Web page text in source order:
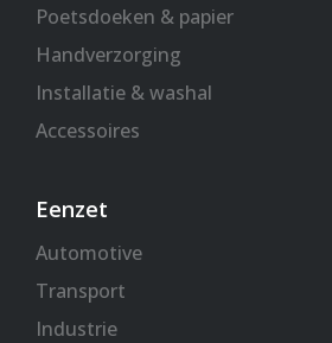
Poetsdoeken & papier
Handverzorging
Installatie & washal
Accessoires
Eenzet
Automotive
Transport
Industrie